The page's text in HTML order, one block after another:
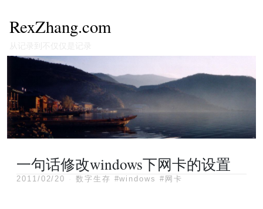
RexZhang.com
一句话修改windows下网卡的设置
2011/02/20 数字生存 #windows #网卡